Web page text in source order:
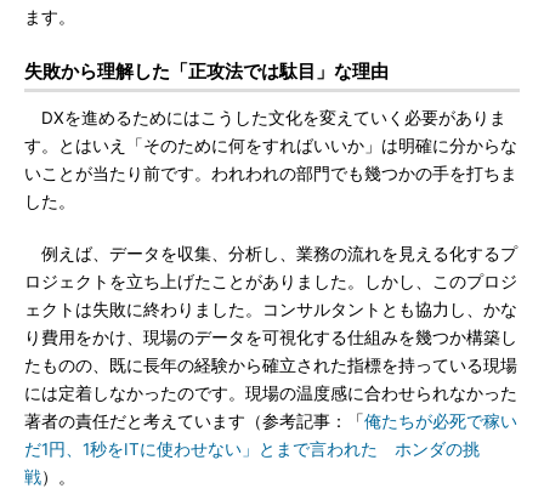
ます。
失敗から理解した「正攻法では駄目」な理由
DXを進めるためにはこうした文化を変えていく必要がありま
す。とはいえ「そのために何をすればいいか」は明確に分からな
いことが当たり前です。われわれの部門でも幾つかの手を打ちま
した。
例えば、データを収集、分析し、業務の流れを見える化するプ
ロジェクトを立ち上げたことがありました。しかし、このプロジ
ェクトは失敗に終わりました。コンサルタントとも協力し、かな
り費用をかけ、現場のデータを可視化する仕組みを幾つか構築し
たものの、既に長年の経験から確立された指標を持っている現場
には定着しなかったのです。現場の温度感に合わせられなかった
著者の責任だと考えています（参考記事：「俺たちが必死で稼い
だ1円、1秒をITに使わせない」とまで言われた ホンダの挑
戦）。